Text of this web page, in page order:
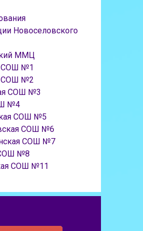
Новоселовского
ММЦ
СОШ №1
СОШ №2
СОШ №3
№4
СОШ №5
СОШ №6
СОШ №7
СОШ №8
СОШ №11